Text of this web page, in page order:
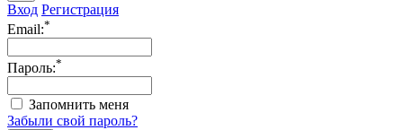
Вход Регистрация
Email:*
Пароль:*
Запомнить меня
Забыли свой пароль?